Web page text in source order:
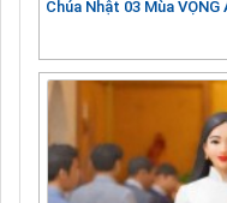
Chúa Nhật 03 Mùa